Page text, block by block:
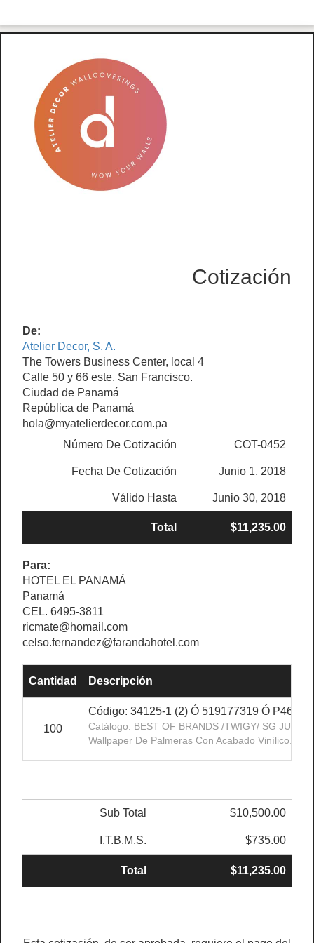
Cotización
De:
Atelier Decor, S. A.
The Towers Business Center, local 4
Calle 50 y 66 este, San Francisco.
Ciudad de Panamá
República de Panamá
hola@myatelierdecor.com.pa
Número De Cotización
COT-0452
Fecha De Cotización Junio 1, 2018
Válido Hasta Junio 30, 2018
Total $11,235.00
Para:
HOTEL EL PANAMÁ
Panamá
CEL. 6495-3811
ricmate@homail.com
celso.fernandez@farandahotel.com
Cantidad Descripción
100
Código: 34125-1 (2) Ó 519177319 Ó
Catálogo: BEST OF BRANDS /TWIGY/ SG JUNG
Wallpaper De Palmeras Con Acabado Vinílico.
Sub Total $10,500.00
I.T.B.M.S. $735.00
Total $11,235.00